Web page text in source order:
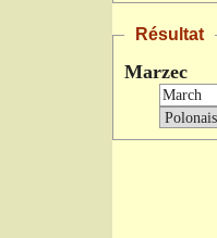
Résultat
Marzec